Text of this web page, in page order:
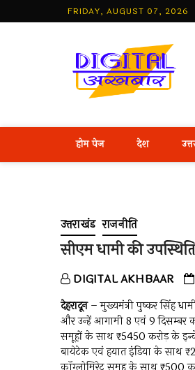
to
FRIDAY, AUGUST 07, 2026
होम पेज देश
उत्तराखंड राजनीति
सीएम धामी की
DIGITAL AKHBAAR
देहरादून– मुख्यमंत्री पुष्कर सिंह
और उन्हें आगामी 8 एवं 9 दिसम्बर
समूहों के साथ ₹5450 करोड़ के
बायेटेक एवं हयात इंडिया के साथ